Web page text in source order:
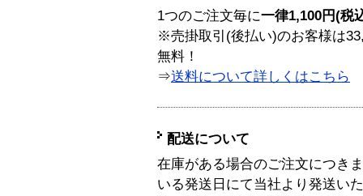
1つのご注文毎に一律1,100円(税
※売掛取引(後払い)のお客様は
無料！
⇒送料について詳しくはこちら
配送について
在庫がある場合のご注文につき
いる発送日にて当社より発送い